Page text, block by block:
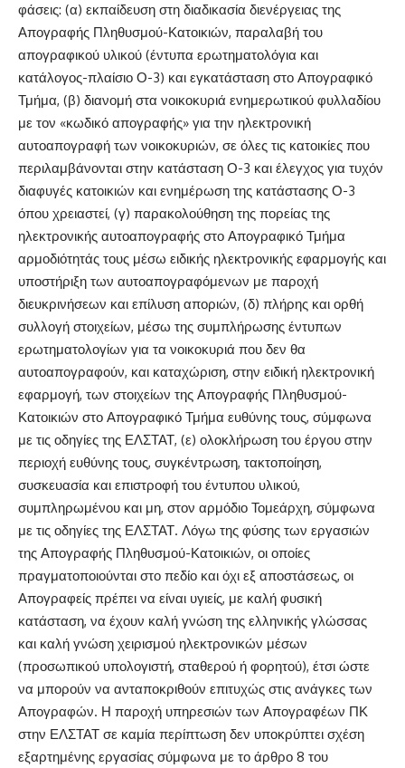
φάσεις: (α) εκπαίδευση στη διαδικασία διενέργειας της
Απογραφής Πληθυσμού-Κατοικιών, παραλαβή του
απογραφικού υλικού (έντυπα ερωτηματολόγια και
κατάλογος-πλαίσιο Ο-3) και εγκατάσταση στο Απογραφικό
Τμήμα, (β) διανομή στα νοικοκυριά ενημερωτικού φυλλαδίου
με τον «κωδικό απογραφής» για την ηλεκτρονική
αυτοαπογραφή των νοικοκυριών, σε όλες τις κατοικίες που
περιλαμβάνονται στην κατάσταση Ο-3 και έλεγχος για τυχόν
διαφυγές κατοικιών και ενημέρωση της κατάστασης Ο-3
όπου χρειαστεί, (γ) παρακολούθηση της πορείας της
ηλεκτρονικής αυτοαπογραφής στο Απογραφικό Τμήμα
αρμοδιότητάς τους μέσω ειδικής ηλεκτρονικής εφαρμογής και
υποστήριξη των αυτοαπογραφόμενων με παροχή
διευκρινήσεων και επίλυση αποριών, (δ) πλήρης και ορθή
συλλογή στοιχείων, μέσω της συμπλήρωσης έντυπων
ερωτηματολογίων για τα νοικοκυριά που δεν θα
αυτοαπογραφούν, και καταχώριση, στην ειδική ηλεκτρονική
εφαρμογή, των στοιχείων της Απογραφής Πληθυσμού-
Κατοικιών στο Απογραφικό Τμήμα ευθύνης τους, σύμφωνα
με τις οδηγίες της ΕΛΣΤΑΤ, (ε) ολοκλήρωση του έργου στην
περιοχή ευθύνης τους, συγκέντρωση, τακτοποίηση,
συσκευασία και επιστροφή του έντυπου υλικού,
συμπληρωμένου και μη, στον αρμόδιο Τομεάρχη, σύμφωνα
με τις οδηγίες της ΕΛΣΤΑΤ. Λόγω της φύσης των εργασιών
της Απογραφής Πληθυσμού-Κατοικιών, οι οποίες
πραγματοποιούνται στο πεδίο και όχι εξ αποστάσεως, οι
Απογραφείς πρέπει να είναι υγιείς, με καλή φυσική
κατάσταση, να έχουν καλή γνώση της ελληνικής γλώσσας
και καλή γνώση χειρισμού ηλεκτρονικών μέσων
(προσωπικού υπολογιστή, σταθερού ή φορητού), έτσι ώστε
να μπορούν να ανταποκριθούν επιτυχώς στις ανάγκες των
Απογραφών. Η παροχή υπηρεσιών των Απογραφέων ΠΚ
στην ΕΛΣΤΑΤ σε καμία περίπτωση δεν υποκρύπτει σχέση
εξαρτημένης εργασίας σύμφωνα με το άρθρο 8 του